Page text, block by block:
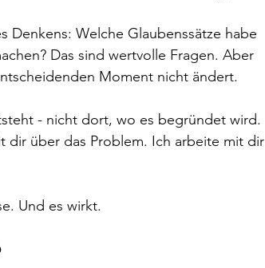
Denkens: Welche Glaubenssätze habe
Das sind wertvolle Fragen. Aber
Moment nicht ändert.
- nicht dort, wo es begründet wird.
dir über das Problem. Ich arbeite mit dir
Und es wirkt.